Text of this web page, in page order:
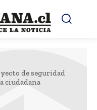
de seguridad
ciudadana